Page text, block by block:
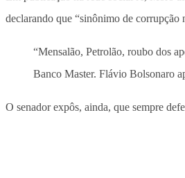
declarando que “sinônimo de corrupção
“Mensalão, Petrolão, roubo dos
Banco Master. Flávio Bolsonaro
O senador expôs, ainda, que sempre